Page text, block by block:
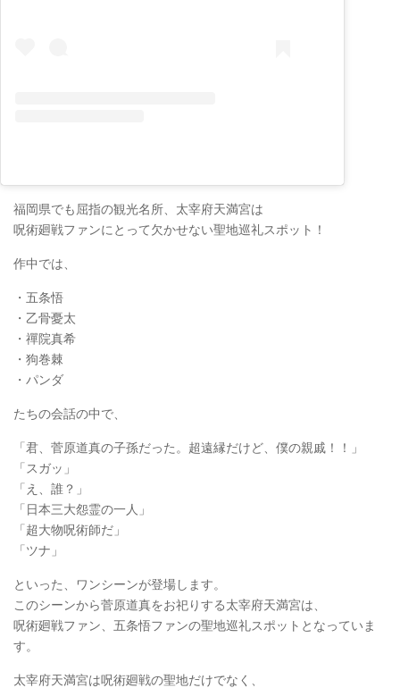
福岡県でも屈指の観光名所、太宰府天満宮は
呪術廻戦ファンにとって欠かせない聖地巡礼スポット！
作中では、
・五条悟
・乙骨憂太
・禪院真希
・狗巻棘
・パンダ
たちの会話の中で、
「君、菅原道真の子孫だった。超遠縁だけど、僕の親戚！！」
「スガッ」
「え、誰？」
「日本三大怨霊の一人」
「超大物呪術師だ」
「ツナ」
といった、ワンシーンが登場します。
このシーンから菅原道真をお祀りする太宰府天満宮は、
呪術廻戦ファン、五条悟ファンの聖地巡礼スポットとなっていま
す。
太宰府天満宮は呪術廻戦の聖地だけでなく、